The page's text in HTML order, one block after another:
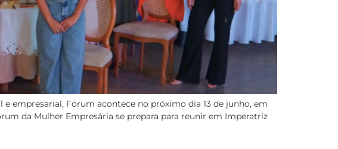
empresarial, Fórum acontece no próximo dia 13 de junho, em
da Mulher Empresária se prepara para reunir em Imperatriz